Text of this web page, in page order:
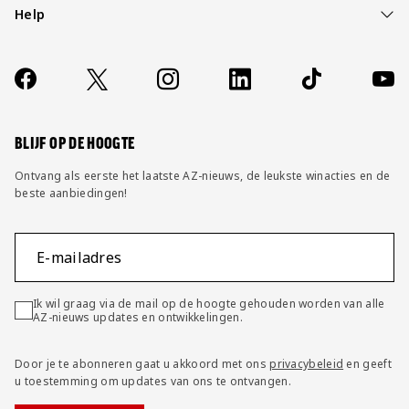
Help
Contact
FAQ
Socials
https://www.facebook.com/AZAlkmaar
X Instagram LinkedIn TikTok
BLIJF OP DE HOOGTE
Ontvang als eerste het laatste AZ-nieuws, de leukste winacties en de
beste aanbiedingen!
E-mailadres
Ik wil graag via de mail op de hoogte gehouden worden van alle
AZ-nieuws updates en ontwikkelingen.
Door je te abonneren gaat u akkoord met onsprivacybeleid en geeft
u toestemming om updates van ons te ontvangen.